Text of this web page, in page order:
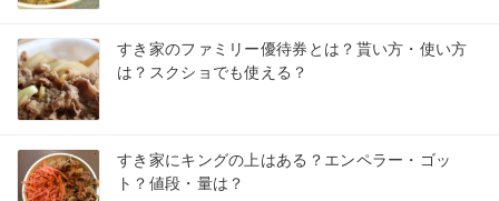
すき家のファミリー優待券とは？貰い方・使い方
は？スクショでも使える？
すき家にキングの上はある？エンペラー・ゴッ
ト？値段・量は？